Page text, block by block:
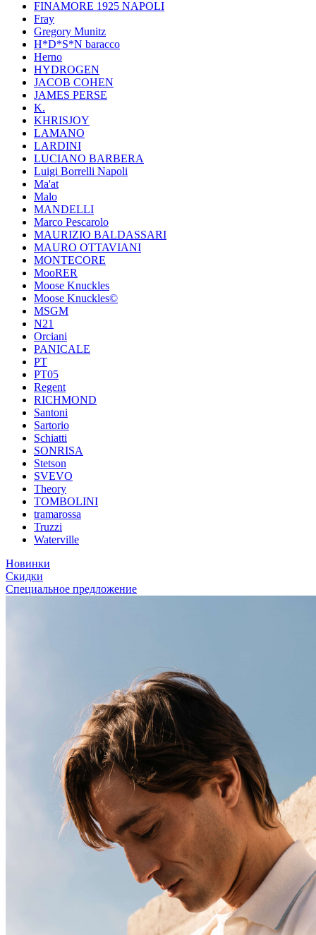
FINAMORE 1925 NAPOLI
Fray
Gregory Munitz
H*D*S*N baracco
Herno
HYDROGEN
JACOB COHEN
JAMES PERSE
K.
KHRISJOY
LAMANO
LARDINI
LUCIANO BARBERA
Luigi Borrelli Napoli
Ma'at
Malo
MANDELLI
Marco Pescarolo
MAURIZIO BALDASSARI
MAURO OTTAVIANI
MONTECORE
MooRER
Moose Knuckles
Moose Knuckles©️
MSGM
N21
Orciani
PANICALE
PT
PT05
Regent
RICHMOND
Santoni
Sartorio
Schiatti
SONRISA
Stetson
SVEVO
Theory
TOMBOLINI
tramarossa
Truzzi
Waterville
Новинки
Скидки
Специальное предложение